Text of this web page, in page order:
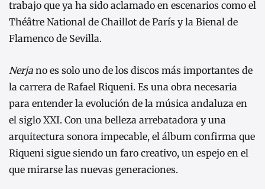
trabajo que ya ha sido aclamado en escenarios como el
Théâtre National de Chaillot de París y la Bienal de
Flamenco de Sevilla.
Nerja no es solo uno de los discos más importantes de
la carrera de Rafael Riqueni. Es una obra necesaria
para entender la evolución de la música andaluza en
el siglo XXI. Con una belleza arrebatadora y una
arquitectura sonora impecable, el álbum confirma que
Riqueni sigue siendo un faro creativo, un espejo en el
que mirarse las nuevas generaciones.